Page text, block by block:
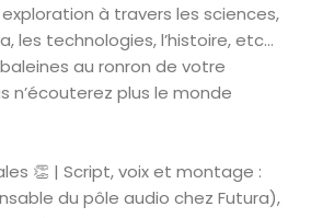
à travers les sciences,
les technologies, l’histoire, etc…
au ronron de votre
n’écouterez plus le monde
👏 | Script, voix et montage :
du pôle audio chez Futura),